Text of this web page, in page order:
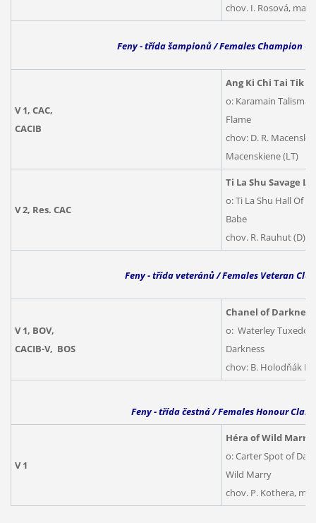
chov. I. Rosová,
Feny - třída šampionů / Females Champion
V 1, CAC,
CACIB
Ang Ki Chi Tai Tik
o: Karamain
Flame
chov: D. R.
Macenskiene (LT)
V 2, Res. CAC
Ti La Shu Savage
o: Ti La Shu Hall Of
Babe
chov. R. Rauhut (D),
Feny - třída veteránů / Females Veteran
V 1, BOV,
CACIB-V, BOS
Chanel of Darkness
o: Waterley Tuxedo
Darkness
chov: B. Holodňák
Feny - třída čestná / Females Honour Class
V 1
Héra of Wild Marry
o: Carter Spot of
Wild Marry
chov. P. Kothera,